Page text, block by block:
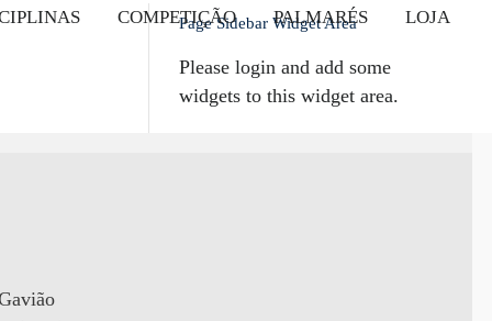
COMPETIÇÃO PALMARÉS LOJA
Page Sidebar Widget Area
Please login and add some
widgets to this widget area.